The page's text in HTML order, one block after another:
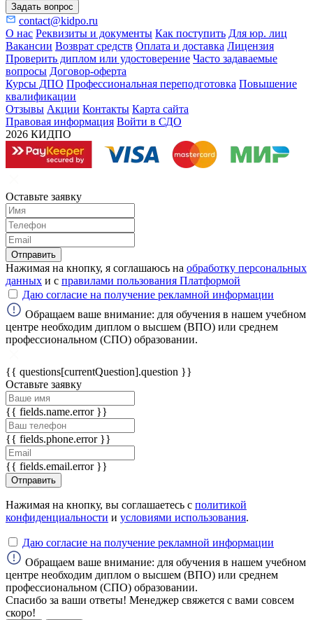
Задать вопрос
contact@kidpo.ru
О нас Реквизиты и документы Как поступить Для юр. лиц
Вакансии Возврат средств Оплата и доставка Лицензия
Проверить диплом или удостоверение Часто задаваемые
вопросы Договор-оферта
Курсы ДПО Профессиональная переподготовка Повышение
квалификации
Отзывы Акции Контакты Карта сайта
Правовая информация Войти в СДО
2026 КИДПО
Оставьте заявку
Отправить
Нажимая на кнопку, я соглашаюсь на обработку персональных
данных и с правилами пользования Платформой
Даю согласие на получение рекламной информации
Обращаем ваше внимание: для обучения в нашем учебном
центре необходим диплом о высшем (ВПО) или среднем
профессиональном (СПО) образовании.
{{ questions[currentQuestion].question }}
Оставьте заявку
{{ fields.name.error }}
{{ fields.phone.error }}
{{ fields.email.error }}
Отправить
Нажимая на кнопку, вы соглашаетесь с политикой
конфиденциальности и условиями использования.
Даю согласие на получение рекламной информации
Обращаем ваше внимание: для обучения в нашем учебном
центре необходим диплом о высшем (ВПО) или среднем
профессиональном (СПО) образовании.
Спасибо за ваши ответы! Менеджер свяжется с вами совсем
скоро!
Мессенджеры
Свяжитесь с нами через любой удобный
мессенджер!
Max